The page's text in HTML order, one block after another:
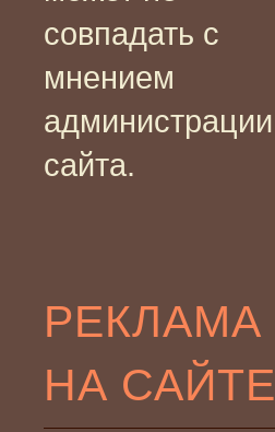
совпадать с
мнением
администрации
сайта.
РЕКЛАМА
НА САЙТЕ